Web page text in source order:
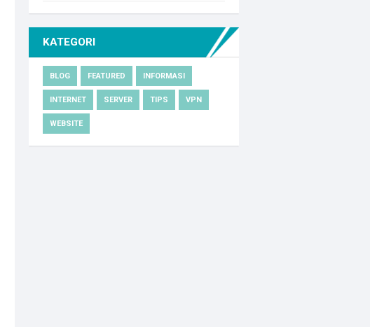
KATEGORI
BLOG FEATURED INFORMASI
INTERNET SERVER TIPS VPN
WEBSITE